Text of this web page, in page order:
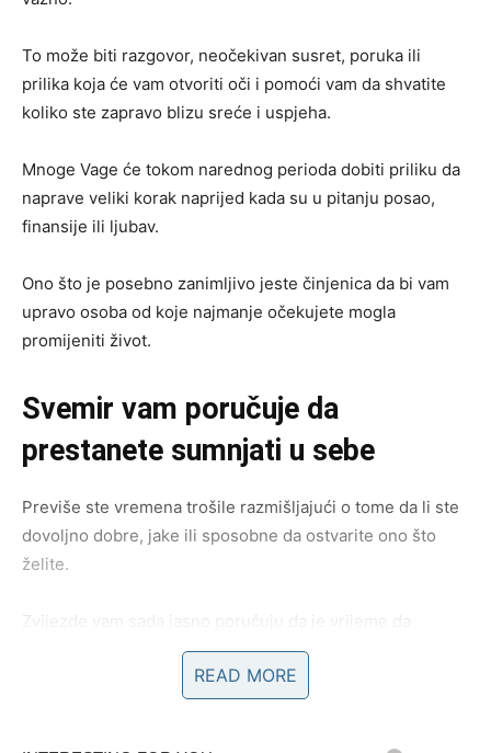
To može biti razgovor, neočekivan susret, poruka ili
prilika koja će vam otvoriti oči i pomoći vam da shvatite
koliko ste zapravo blizu sreće i uspjeha.
Mnoge Vage će tokom narednog perioda dobiti priliku da
naprave veliki korak naprijed kada su u pitanju posao,
finansije ili ljubav.
Ono što je posebno zanimljivo jeste činjenica da bi vam
upravo osoba od koje najmanje očekujete mogla
promijeniti život.
Svemir vam poručuje da
prestanete sumnjati u sebe
Previše ste vremena trošile razmišljajući o tome da li ste
dovoljno dobre, jake ili sposobne da ostvarite ono što
želite.
Zvijezde vam sada jasno poručuju da je vrijeme da
konačno počnete vjerovati sebi.
U narednom periodu intuicija će vam biti veoma jaka i
READ MORE